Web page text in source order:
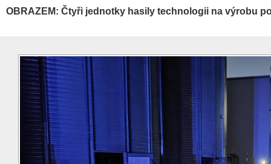
OBRAZEM: Čtyři jednotky hasily technologii na výrobu